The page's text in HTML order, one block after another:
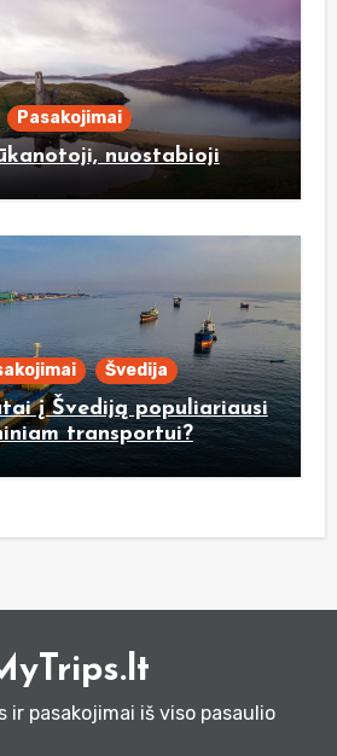
Pasakojimai
nuostabioji
Švedija
į Švediją populiariausi
transportui?
ir pasakojimai iš viso pasaulio